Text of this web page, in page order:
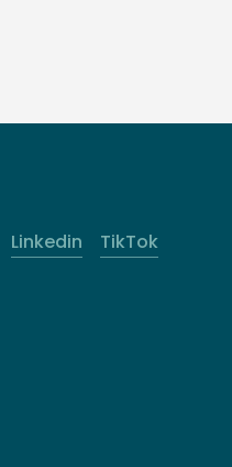
Linkedin TikTok